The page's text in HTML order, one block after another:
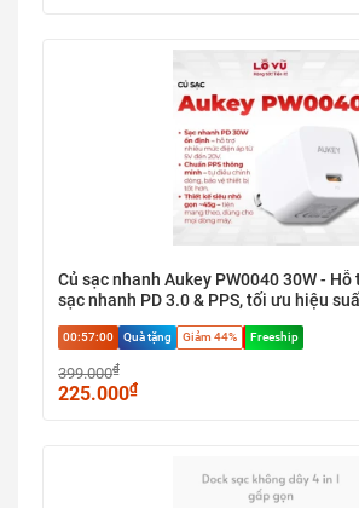
Củ sạc nhanh Aukey PW0040 30W - Hỗ
sạc nhanh PD 3.0 & PPS, tối ưu hiệu
00:57:00 Quà tặng Giảm 44% Freeship
399.000₫
225.000₫